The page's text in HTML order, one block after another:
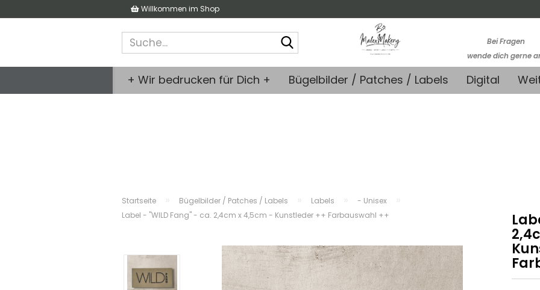
Willkommen im Shop
Bei Fragen
wende dich gerne
-Kein telefonischer
+ Wir bedrucken für Dich + Bügelbilder / Patches / Labels Digital
Startseite Bügelbilder / Patches / Labels Labels - Unisex
Label - "WILD Fang" - ca. 2,4cm x 4,5cm - Kunstleder ++ Farbauswahl ++